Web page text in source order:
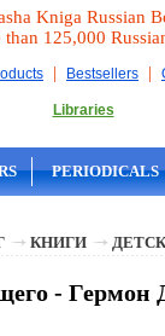
Kniga Russian
than 125,000
| Bestsellers |
Libraries
PERIODICALS
КНИГИ
- Гермон